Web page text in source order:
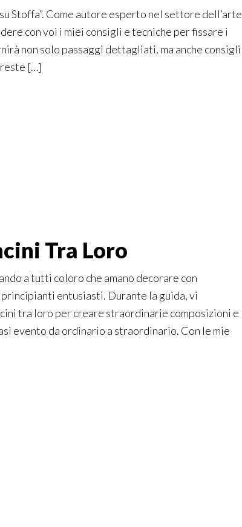
Stoffa”. Come autore esperto nel settore dell’arte
con voi i miei consigli e tecniche per fissare i
non solo passaggi dettagliati, ma anche consigli
[…]
Tra Loro
a tutti coloro che amano decorare con
entusiasti. Durante la guida, vi
tra loro per creare straordinarie composizioni e
evento da ordinario a straordinario. Con le mie